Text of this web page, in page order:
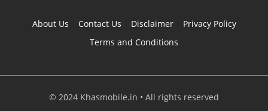
About Us Contact Us Disclaimer
Privacy Policy
Terms and Conditions
© 2024 Khasmobile.in • All rights reserved